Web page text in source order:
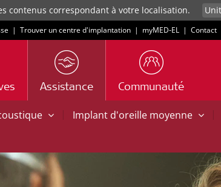
contenus correspondant à votre localisation.
| Trouver un centre d'implantation | myMED‑EL | Contact
Assistance Communauté
| Implant d'oreille moyenne |